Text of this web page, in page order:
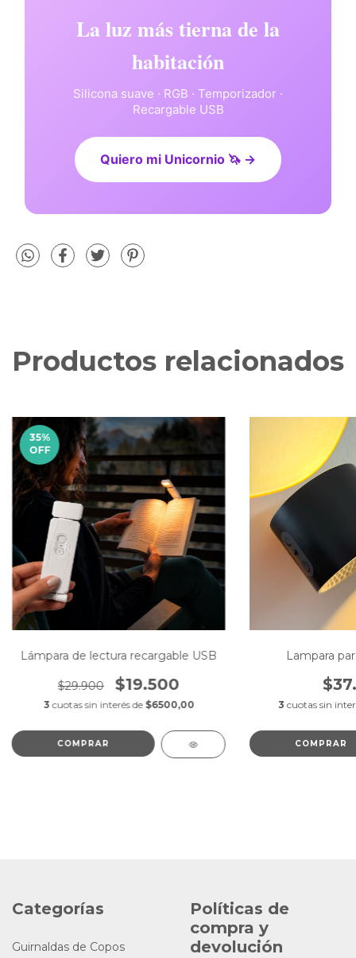
La luz más tierna de la
habitación
Silicona suave · RGB · Temporizador ·
Recargable USB
Quiero mi Unicornio 🦄 →
Productos relacionados
35%
OFF
Lámpara de lectura recargable USB
$29.900 $19.500
3 cuotas sin interés de $6500,00
COMPRAR
Lampara
3 cuotas sin
COMPRAR
Categorías
Guirnaldas de Copos
Políticas de
compra y
devolución